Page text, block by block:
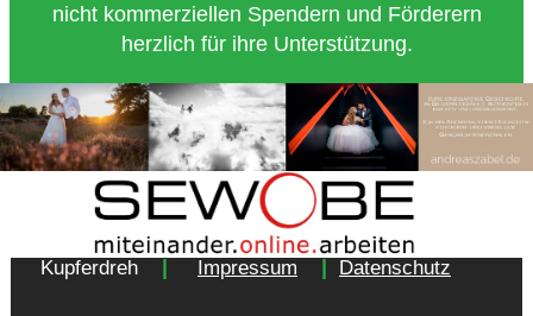
nicht kommerziellen Spendern und Förderern
herzlich für ihre Unterstützung.
Copyright 2018 - Turnverein 1877 e.V. Essen-
Kupferdreh
Impressum Datenschutz